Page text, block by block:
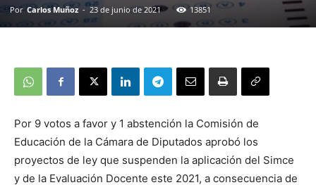
Por Carlos Muñoz - 23 de junio de 2021 13851
Por 9 votos a favor y 1 abstención la Comisión de
Educación de la Cámara de Diputados aprobó los
proyectos de ley que suspenden la aplicación del Simce
y de la Evaluación Docente este 2021, a consecuencia de